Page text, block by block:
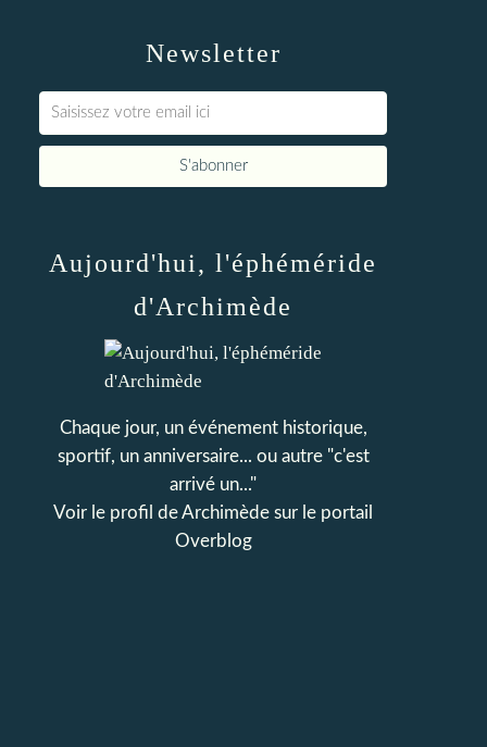
Newsletter
Aujourd'hui, l'éphéméride
d'Archimède
Chaque jour, un événement historique,
sportif, un anniversaire... ou autre "c'est
arrivé un..."
Voir le profil deArchimède sur le portail
Overblog